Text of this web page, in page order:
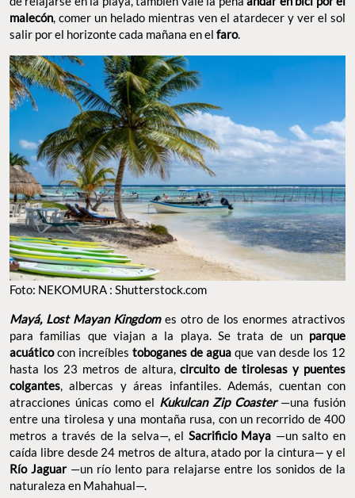
malecón, comer un helado mientras ven el atardecer y ver el sol
salir por el horizonte cada mañana en el faro.
Foto: NEKOMURA : Shutterstock.com
Mayá, Lost Mayan Kingdomes otro de los enormes atractivos
para familias que viajan a la playa. Se trata de un parque
acuáticocon increíbles toboganes de agua que van desde los 12
hasta los 23 metros de altura,circuito de tirolesas y puentes
colgantes, albercas y áreas infantiles. Además, cuentan con
atracciones únicas como el Kukulcan Zip Coaster—una fusión
entre una tirolesa y una montaña rusa, con un recorrido de 400
metros a través de la selva—, el Sacrificio Maya —un salto en
caída libre desde 24 metros de altura, atado por la cintura— y el
Río Jaguar—un río lento para relajarse entre los sonidos de la
naturaleza en Mahahual—.